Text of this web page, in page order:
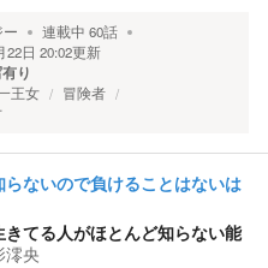
連載中 60話
22日 20:02更新
り
王女
冒険者
ないので負けることはないは
てる人がほとんど知らない能
澪央